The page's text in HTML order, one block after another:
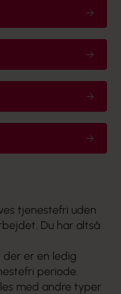
tjenestefri uden
Du har altså
der er en ledig
periode.
med andre typer